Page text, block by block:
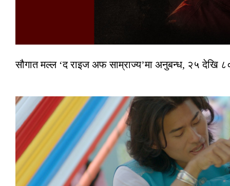
सौगात मल्ल ‘द राइज अफ साम्राज्य’मा अनुबन्ध, २५ देखि